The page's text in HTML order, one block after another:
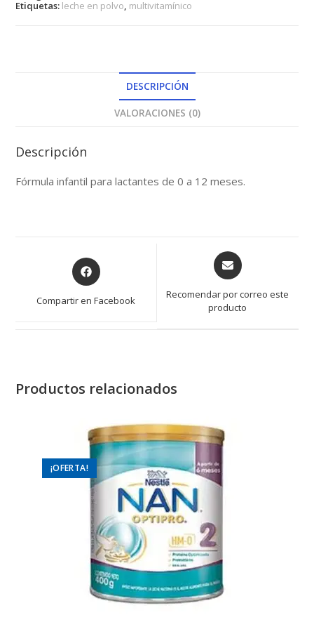
cantidad
Etiquetas: leche en polvo, multivitamínico
DESCRIPCIÓN
VALORACIONES (0)
Descripción
Fórmula infantil para lactantes de 0 a 12 meses.
Opens
in
Compartir en Facebook
Opens
in
new
Recomendar por correo este
producto
Productos relacionados
¡OFERTA!